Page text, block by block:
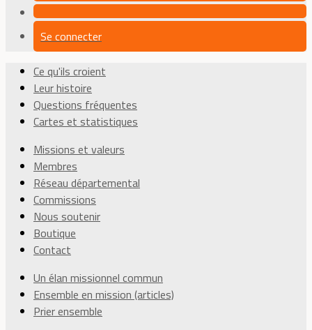
Se connecter
Ce qu'ils croient
Leur histoire
Questions fréquentes
Cartes et statistiques
Missions et valeurs
Membres
Réseau départemental
Commissions
Nous soutenir
Boutique
Contact
Un élan missionnel commun
Ensemble en mission (articles)
Prier ensemble